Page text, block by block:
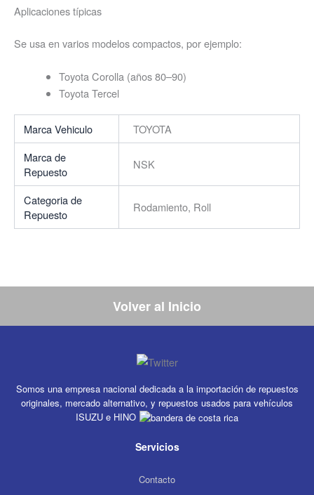
Aplicaciones típicas
Se usa en varios modelos compactos, por ejemplo:
Toyota Corolla (años 80–90)
Toyota Tercel
Marca Vehiculo
TOYOTA
Marca de
Repuesto
NSK
Categoria de
Repuesto
Rodamiento, Roll
Volver al Inicio
Somos una empresa nacional dedicada a la importación de repuestos
originales, mercado alternativo, y repuestos usados para vehículos
ISUZU e HINO
Servicios
Contacto